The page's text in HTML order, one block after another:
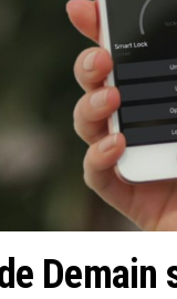
Demain